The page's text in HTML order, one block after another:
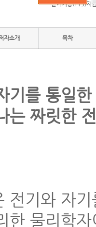
듣기기능(TTS)지
자소개 목차
기를 통일
는 짜릿한
전기와 자
한 물리학